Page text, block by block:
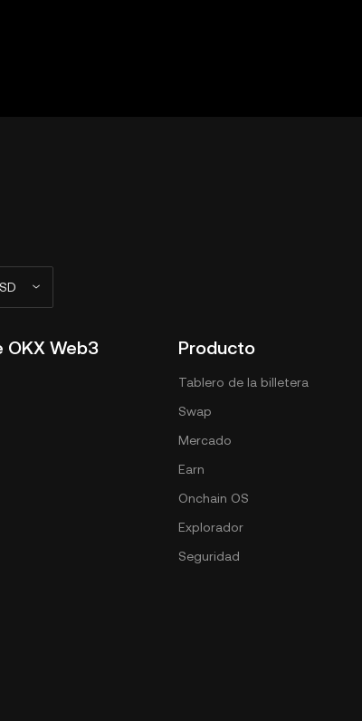
Web3 Producto
Tablero de la billetera
Swap
Mercado
Earn
Onchain OS
Explorador
Seguridad